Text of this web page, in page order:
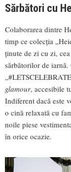
Sărbători cu
Colaborarea dintre
timp ce colecția
ținute de zi cu zi,
sărbătorilor de iarnă.
glamour, accesibile
Indiferent dacă este
o cină relaxată cu
noile piese
în orice ocazie.